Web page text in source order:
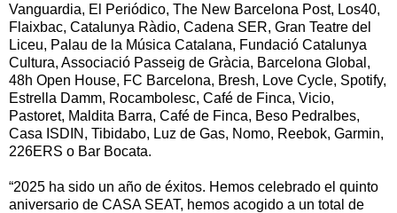
Vanguardia, El Periódico, The New Barcelona Post, Los40,
Flaixbac, Catalunya Ràdio, Cadena SER, Gran Teatre del
Liceu, Palau de la Música Catalana, Fundació Catalunya
Cultura, Associació Passeig de Gràcia, Barcelona Global,
48h Open House, FC Barcelona, Bresh, Love Cycle, Spotify,
Estrella Damm, Rocambolesc, Café de Finca, Vicio,
Pastoret, Maldita Barra, Café de Finca, Beso Pedralbes,
Casa ISDIN, Tibidabo, Luz de Gas, Nomo, Reebok, Garmin,
226ERS o Bar Bocata.
“2025 ha sido un año de éxitos. Hemos celebrado el quinto
aniversario de CASA SEAT, hemos acogido a un total de